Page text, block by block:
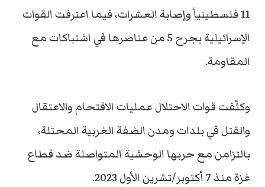
11 فلسطينياً وإصابة العشرات، فيما اعترفت القوات
الإسرائيلية بجرح 5 من عناصرها في اشتباكات مع
المقاومة.
وكثّفت قوات الاحتلال عمليات الاقتحام والاعتقال
والقتل في بلدات ومدن الضفة الغربية المحتلة،
بالتزامن مع حربها الوحشية المتواصلة ضد قطاع
غزة منذ 7 أكتوبر/تشرين الأول 2023.